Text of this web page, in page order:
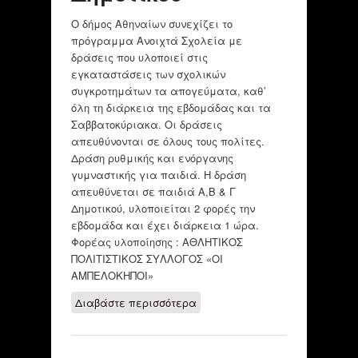
Ο δήμος Αθηναίων συνεχίζει το
πρόγραμμα Ανοιχτά Σχολεία με
δράσεις που υλοποιεί στις
εγκαταστάσεις των σχολικών
συγκροτημάτων τα απογεύματα, καθ’
όλη τη διάρκεια της εβδομάδας και τα
Σαββατοκύριακα. Οι δράσεις
απευθύνονται σε όλους τους πολίτες.
Δράση ρυθμικής και ενόργανης
γυμναστικής για παιδιά. Η δράση
απευθύνεται σε παιδιά Α,Β & Γ
Δημοτικού, υλοποιείται 2 φορές την
εβδομάδα και έχει διάρκεια 1 ώρα.
Φορέας υλοποίησης : ΑΘΛΗΤΙΚΟΣ
ΠΟΛΙΤΙΣΤΙΚΟΣ ΣΥΛΛΟΓΟΣ «ΟΙ
ΑΜΠΕΛΟΚΗΠΟΙ»
Διαβάστε περισσότεραγια Ρυθμική και
γυμναστική για